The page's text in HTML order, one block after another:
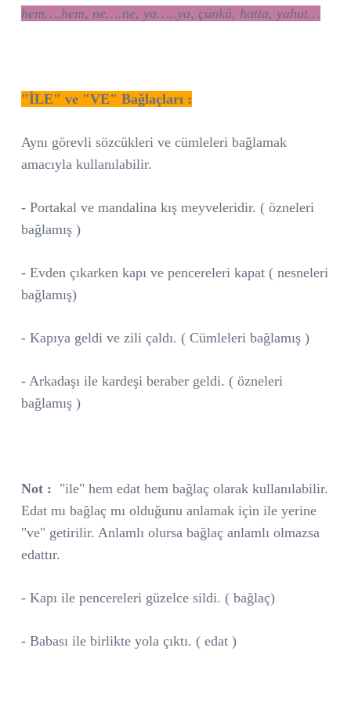
hem….hem, ne….ne, ya…..ya, çünkü, hatta, yahut…
"İLE" ve "VE" Bağlaçları :
Aynı görevli sözcükleri ve cümleleri bağlamak
amacıyla kullanılabilir.
- Portakal ve mandalina kış meyveleridir. ( özneleri
bağlamış )
- Evden çıkarken kapı ve pencereleri kapat ( nesneleri
bağlamış)
- Kapıya geldi ve zili çaldı. ( Cümleleri bağlamış )
- Arkadaşı ile kardeşi beraber geldi. ( özneleri
bağlamış )
Not : "ile" hem edat hem bağlaç olarak kullanılabilir.
Edat mı bağlaç mı olduğunu anlamak için ile yerine
"ve" getirilir. Anlamlı olursa bağlaç anlamlı olmazsa
edattır.
- Kapı ile pencereleri güzelce sildi. ( bağlaç)
- Babası ile birlikte yola çıktı. ( edat )